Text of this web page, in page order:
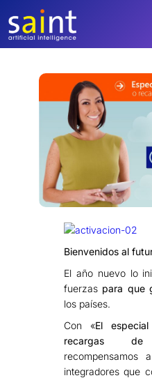
contenido
Bienvenidos al
El año nuevo lo
fuerzas para que
los países.
Con «El
recargas
recompensamos
integradores que